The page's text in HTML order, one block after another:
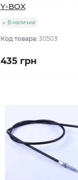
Y-BOX
В наличии
Код товара: 30503
435 грн